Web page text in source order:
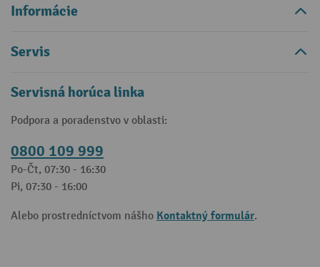
Informácie
Servis
Servisná horúca linka
Podpora a poradenstvo v oblasti:
0800 109 999
Po-Čt, 07:30 - 16:30
Pi, 07:30 - 16:00
Alebo prostredníctvom nášho Kontaktný formulár.